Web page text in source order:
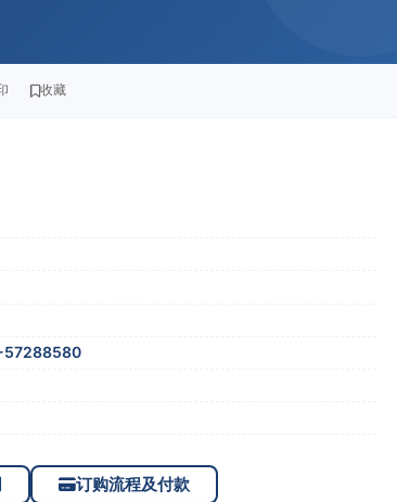
收藏
57288580
订购流程及付款